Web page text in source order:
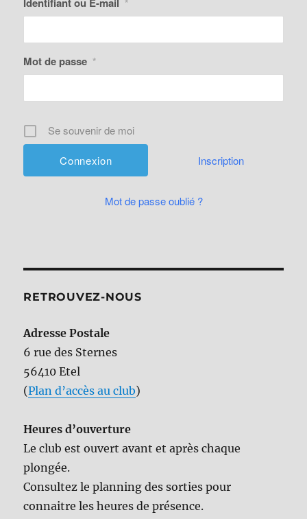
*
Mot de passe *
Se souvenir de moi
Inscription
Mot de passe oublié ?
RETROUVEZ-NOUS
Adresse Postale
6 rue des Sternes
56410 Etel
(Plan d’accès au club)
Heures d’ouverture
Le club est ouvert avant et après chaque
plongée.
Consultez le planning des sorties pour
connaitre les heures de présence.